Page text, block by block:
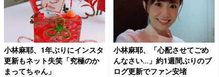
小林麻耶、1年ぶりにインスタ
更新もネット失笑「究極のか
まってちゃん」
小林麻耶、「心配させてごめ
んなさい…」約1週間ぶりのブ
ログ更新でファン安堵